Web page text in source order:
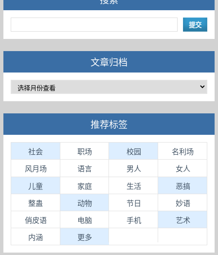
文章归档
推荐标签
社会 职场 校园 名利场
风月场 语言 男人 女人
儿童 家庭 生活 恶搞
整蛊 动物 节日 妙语
俏皮语 电脑 手机 艺术
内涵 更多